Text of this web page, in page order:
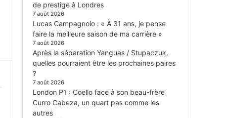
de prestige à Londres
7 août 2026
Lucas Campagnolo : « À 31 ans, je pense
faire la meilleure saison de ma carrière »
7 août 2026
Après la séparation Yanguas / Stupaczuk,
quelles pourraient être les prochaines paires
?
7 août 2026
London P1 : Coello face à son beau-frère
Curro Cabeza, un quart pas comme les
autres